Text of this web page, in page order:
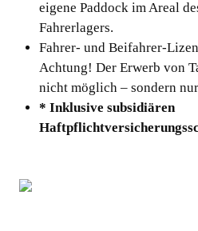
eigene Paddock im Areal
Fahrerlagers.
Fahrer- und Beifahrer-
Achtung! Der Erwerb von
nicht möglich – sondern
* Inklusive subsidiären